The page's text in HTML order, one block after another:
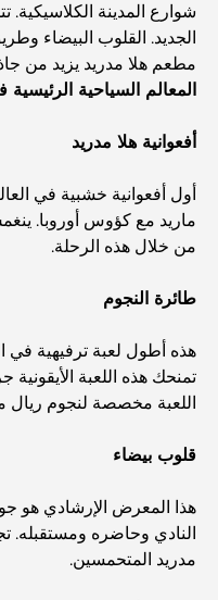
مطاعم بإطلالة على
المطاعم الإيطالية
المدينة
أفضل 7 نوادي
الدليل الأمثل لمطاعم
المستشفيات الحكومية
شوارع المدينة الكلاسيكية.
الجديد. القلوب البيضاء
مطعم هلا مدريد يزيد من
المعالم السياحية
أفعوانية هلا مدريد
أول أفعوانية خشبية في
ماريد مع كؤوس أوروبا.
من خلال هذه الرحلة.
طائرة النجوم
تمنحك هذه اللعبة الأيقونية
اللعبة مخصصة لنجوم ريال
قلوب بيضاء
هذا المعرض الإرشادي هو
النادي وحاضره ومستقبله.
مدريد المتحمسين.